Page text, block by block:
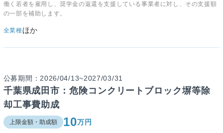
働く若者を雇用し、奨学金の返還を支援している事業者に対し、その支援額
の一部を補助します。
全業種ほか
公募期間：2026/04/13~2027/03/31
千葉県成田市：危険コンクリートブロック塀等除
却工事費助成
上限金額・助成額 10万円